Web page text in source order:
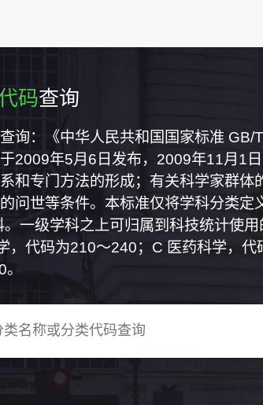
码查询
询：《中华人民共和国国家标准
2009年5月6日发布，2009年11月1
和专门方法的形成；有关科学家群
问世等条件。本标准仅将学科分类
一级学科之上可归属到科技统计使
，代码为210～240；C 医药科学，